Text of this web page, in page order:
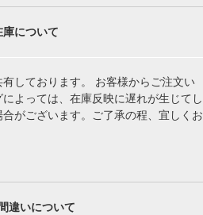
庫について
しております。 お客様からご注文い
よっては、在庫反映に遅れが生じてし
がございます。ご了承の程、宜しくお
違いについて